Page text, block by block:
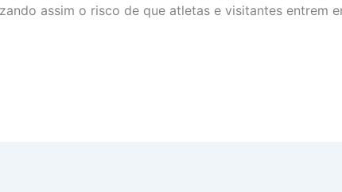
assim o risco de que atletas e visitantes entrem